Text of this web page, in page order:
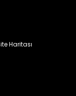
Haritası